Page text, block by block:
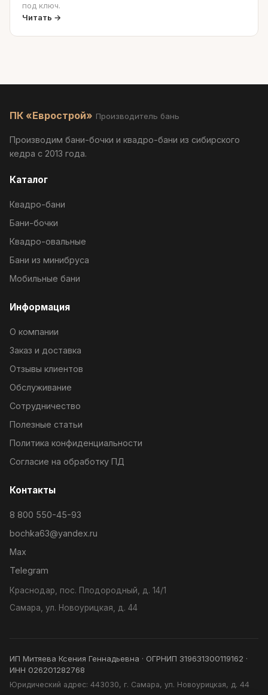
под ключ.
Читать →
ПК «Еврострой» Производитель бань
Производим бани-бочки и квадро-бани из сибирского
кедра с 2013 года.
Каталог
Квадро-бани
Бани-бочки
Квадро-овальные
Бани из минибруса
Мобильные бани
Информация
О компании
Заказ и доставка
Отзывы клиентов
Обслуживание
Сотрудничество
Полезные статьи
Политика конфиденциальности
Согласие на обработку ПД
Контакты
8 800 550-45-93
bochka63@yandex.ru
Max
Telegram
Краснодар, пос. Плодородный, д. 14/1
Самара, ул. Новоурицкая, д. 44
ИП Митяева Ксения Геннадьевна · ОГРНИП 319631300119162 ·
ИНН 026201282768
Юридический адрес: 443030, г. Самара, ул. Новоурицкая, д. 44